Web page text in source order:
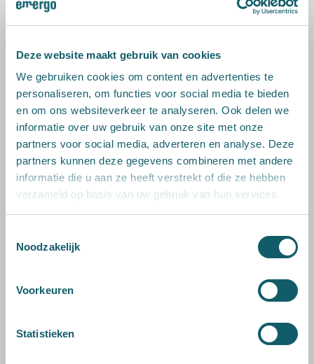
Deze website maakt gebruik van cookies
We gebruiken cookies om content en advertenties te
personaliseren, om functies voor social media te bieden
en om ons websiteverkeer te analyseren. Ook delen we
informatie over uw gebruik van onze site met onze
partners voor social media, adverteren en analyse. Deze
partners kunnen deze gegevens combineren met andere
informatie die u aan ze heeft verstrekt of die ze hebben
verzameld op basis van uw gebruik van hun services.
Noodzakelijk
Voorkeuren
Statistieken
E-mailadres
Bedrijf
Telefoon
privacybeleid
Direct contact met onze experts